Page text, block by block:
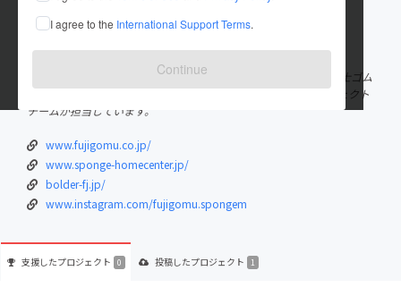
I agree to the International Support Terms.
Continue
これまでに1件のプロジェクトを投稿しています
在住国：日本 現在地：静岡県
出身国：日本 出身地：静岡県
創業60年以上！静岡のスポンジ・ウレタンフォーム加工会社の富士ゴム
産業公式アカウントです。スポンジを使った新商品の開発プロジェクト
チームが担当しています。
www.fujigomu.co.jp/
www.sponge-homecenter.jp/
bolder-fj.jp/
www.instagram.com/fujigomu.spongem
支援したプロジェクト 0 投稿したプロジェクト 1